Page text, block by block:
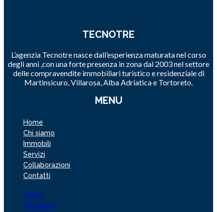
TECNOTRE
L’agenzia Tecnotre nasce dall’esperienza maturata nel corso
degli anni ,con una forte presenza in zona dal 2003 nel settore
delle compravendite immobiliari turistico e residenziale di
Martinsicuro, Villarosa, Alba Adriatica e Tortoreto.
MENU
Home
Chi siamo
Immobili
Servizi
Collaborazioni
Contatti
Home
Chi siamo